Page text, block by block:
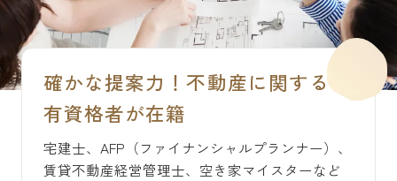
確かな提案力！不動産に関する
有資格者が在籍
宅建士、AFP（ファイナンシャルプランナー）、
賃貸不動産経営管理士、空き家マイスターなど